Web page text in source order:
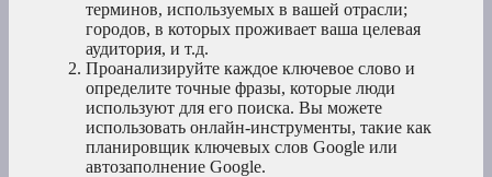
терминов, используемых в вашей отрасли;
городов, в которых проживает ваша целевая
аудитория, и т.д.
Проанализируйте каждое ключевое слово и
определите точные фразы, которые люди
используют для его поиска. Вы можете
использовать онлайн-инструменты, такие как
планировщик ключевых слов Google или
автозаполнение Google.